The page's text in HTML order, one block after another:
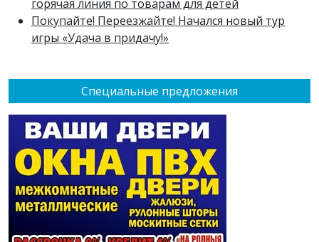
Специальные предложения
горячая линия по товарам для детей
Покупайте! Переезжайте! Начался новый тур
игры «Удача в придачу!»